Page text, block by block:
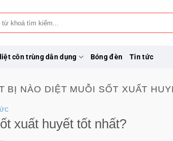
côn trùng dân dụng Bóng đèn Tin tức
BỊ NÀO DIỆT MUỖI SỐT XUẤT
xuất huyết tốt nhất?